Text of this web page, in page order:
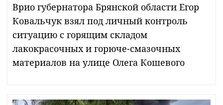
Врио губернатора Брянской области Егор
Ковальчук взял под личный контроль
ситуацию с горящим складом
лакокрасочных и горюче-смазочных
материалов на улице Олега Кошевого